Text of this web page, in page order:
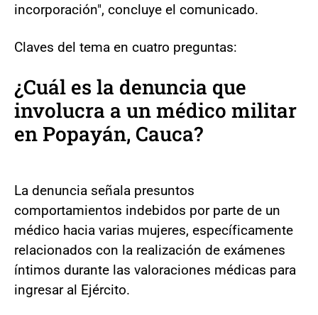
incorporación", concluye el comunicado.
Claves del tema en cuatro preguntas:
¿Cuál es la denuncia que
involucra a un médico militar
en Popayán, Cauca?
La denuncia señala presuntos
comportamientos indebidos por parte de un
médico hacia varias mujeres, específicamente
relacionados con la realización de exámenes
íntimos durante las valoraciones médicas para
ingresar al Ejército.